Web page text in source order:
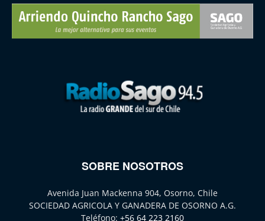
SOBRE NOSOTROS
Avenida Juan Mackenna 904, Osorno, Chile
SOCIEDAD AGRICOLA Y GANADERA DE OSORNO A.G.
Teléfono: +56 64 223 2160